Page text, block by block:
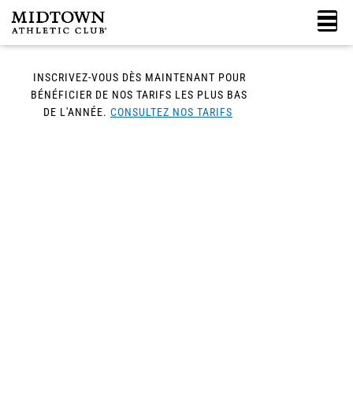
Retourner
au
contenu
INSCRIVEZ-VOUS DÈS MAINTENANT POUR
BÉNÉFICIER DE NOS TARIFS LES PLUS BAS
DE L'ANNÉE. CONSULTEZ NOS TARIFS